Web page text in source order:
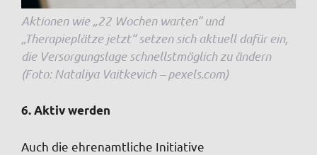
Aktionen wie „22 Wochen warten“ und
„Therapieplätze jetzt“ setzen sich aktuell dafür ein,
die Versorgungslage schnellstmöglich zu ändern
(Foto: Nataliya Vaitkevich – pexels.com)
6. Aktiv werden
Auch die ehrenamtliche Initiative